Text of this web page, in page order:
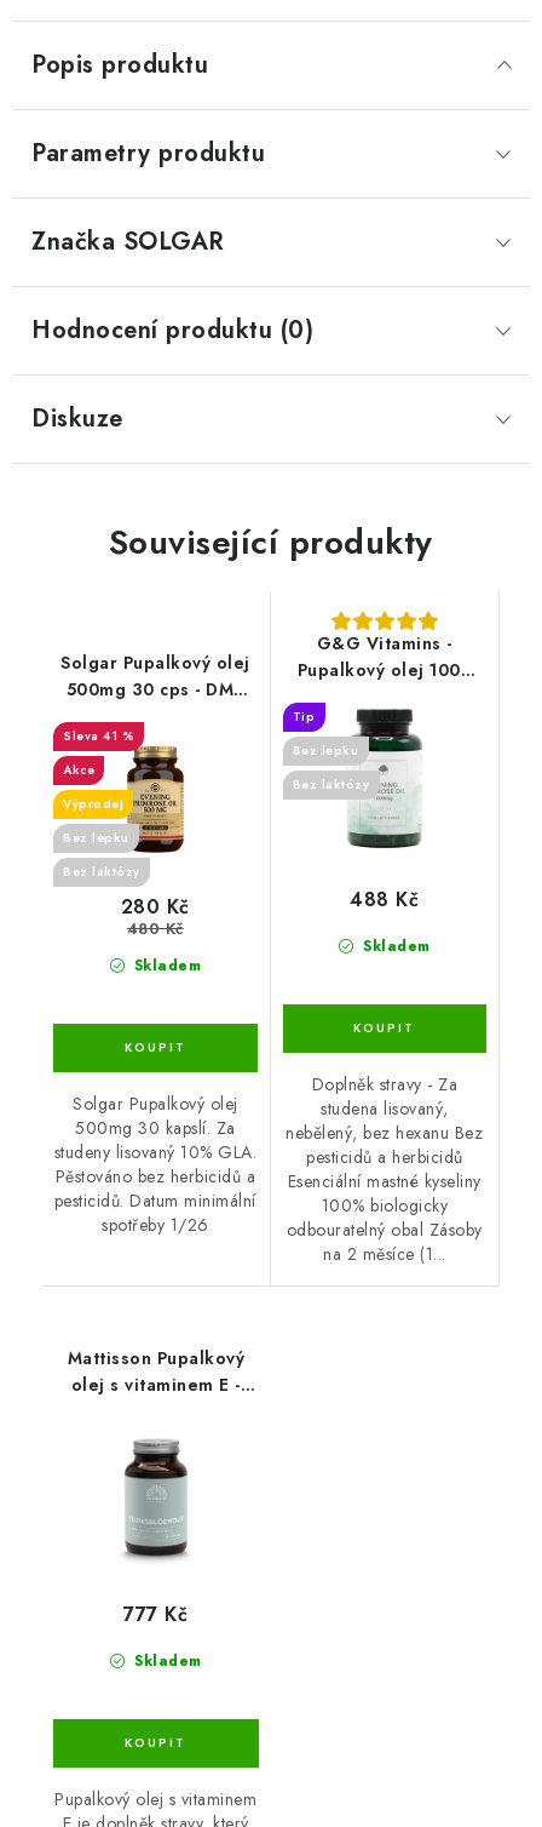
Popis produktu
Parametry produktu
Značka SOLGAR
Hodnocení produktu (0)
Diskuze
Související produkty
Solgar Pupalkový olej
500mg 30 cps - DMS
1/26
41 %
Akce
Výprodej
Bez lepku
Bez laktózy
Skladem
280 Kč
480 Kč
Solgar Pupalkový olej
500mg 30 kapslí. Za
studeny lisovaný 10% GLA.
Pěstováno bez herbicidů a
pesticidů. Datum minimální
spotřeby 1/26
G&G Vitamins -
Pupalkový olej 1000
mg - 60 kapslí
Tip
Bez lepku
Bez laktózy
Skladem
488 Kč
Doplněk stravy - Za
studena lisovaný,
nebělený, bez hexanu Bez
pesticidů a herbicidů
Esenciální mastné kyseliny
100% biologicky
odbouratelný obal Zásoby
na 2 měsíce (1...
Mattisson Pupalkový
olej s vitaminem E -
Skladem
777 Kč
Pupalkový olej s vitaminem